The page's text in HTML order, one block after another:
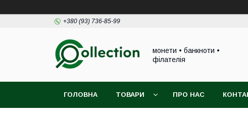
+380 (93) 736-85-99
монети • банкноти •
філателія
ГОЛОВНА ТОВАРИ ПРО НАС